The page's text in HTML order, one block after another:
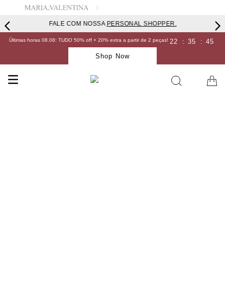
FALE COM NOSSA PERSONAL SHOPPER.
Últimas horas 08.08: TUDO 50% off + 20% extra a partir de 2 peças! 22 : 35 : 45
Shop Now